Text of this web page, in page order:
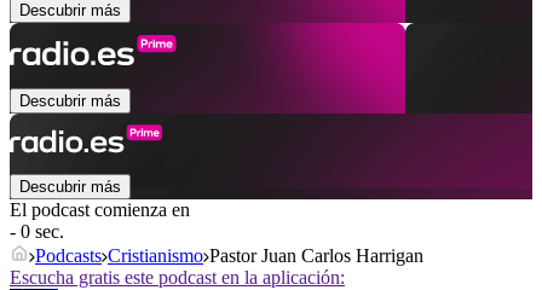
Descubrir más
Descubrir más
Descubrir más
El podcast comienza en
- 0 sec.
Podcasts Cristianismo Pastor Juan Carlos Harrigan
Escucha gratis este podcast en la aplicación: